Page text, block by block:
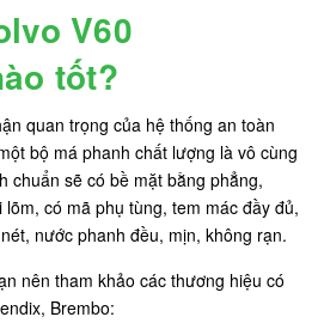
V60
tốt?
quan trọng của hệ thống an toàn
bộ má phanh chất lượng là vô cùng
chuẩn sẽ có bề mặt bằng phẳng,
có mã phụ tùng, tem mác đầy đủ,
nước phanh đều, mịn, không rạn.
nên tham khảo các thương hiệu có
Brembo: